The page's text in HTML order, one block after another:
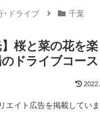
･ドライブ 千葉
】桜と菜の花を
ドライブコース
イト広告を掲載していま